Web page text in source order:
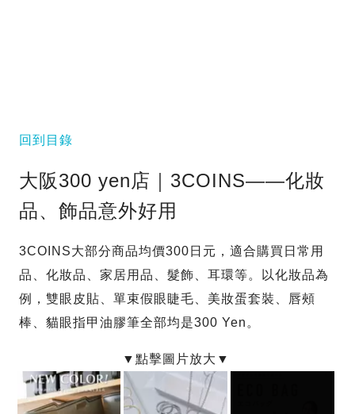
回到目錄
大阪300 yen店｜3COINS——化妝
品、飾品意外好用
3COINS大部分商品均價300日元，適合購買日常用
品、化妝品、家居用品、髮飾、耳環等。以化妝品為
例，雙眼皮貼、單束假眼睫毛、美妝蛋套裝、唇頰
棒、貓眼指甲油膠筆全部均是300 Yen。